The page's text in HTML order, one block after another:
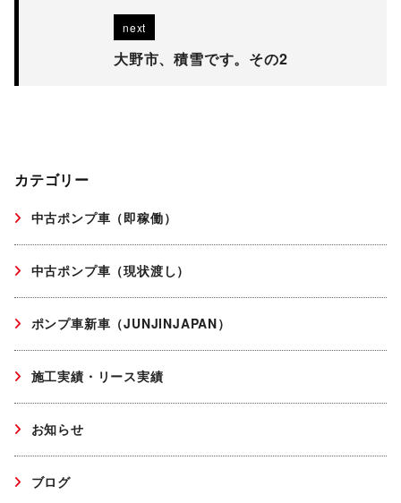
next
大野市、積雪です。その2
カテゴリー
中古ポンプ車（即稼働）
中古ポンプ車（現状渡し）
ポンプ車新車（JUNJINJAPAN）
施工実績・リース実績
お知らせ
ブログ